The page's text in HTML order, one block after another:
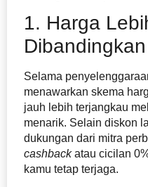
1. Harga
Selama
menawarkan skema
jauh lebih terjangkau
menarik. Selain diskon
dukungan dari mitra
cashbackatau cicilan
kamu tetap terjaga.